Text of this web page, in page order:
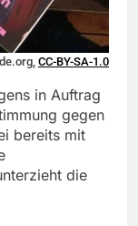
CC-BY-SA-1.0
in Auftrag
gegen
bereits mit
die